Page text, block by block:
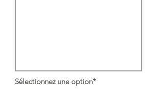
Sélectionnez une option*